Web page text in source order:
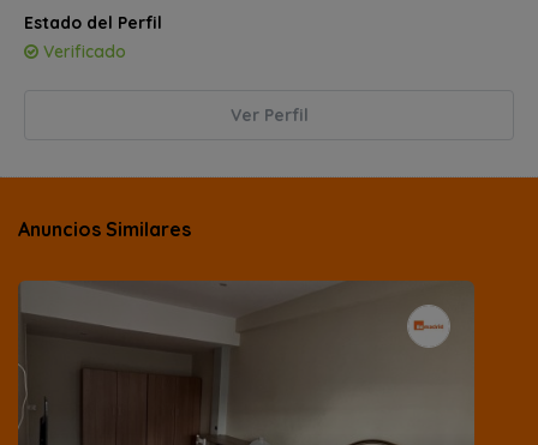
Estado del Perfil
Verificado
Ver Perfil
Anuncios Similares